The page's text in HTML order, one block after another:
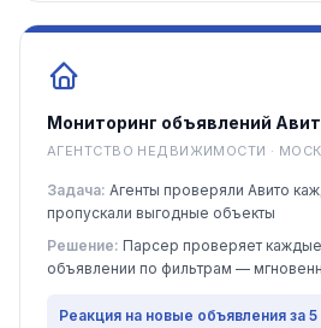
Мониторинг объявлений
АГЕНТСТВО НЕДВИЖИМОСТИ ·
Задача: Агенты проверяли Авито
пропускали выгодные объекты
Решение: Парсер проверяет
объявлении по фильтрам —
Реакция на новые объявления за